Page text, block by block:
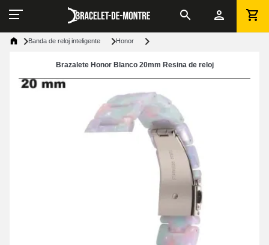
Banda de reloj inteligente Honor
Brazalete Honor Blanco 20mm Resina de reloj